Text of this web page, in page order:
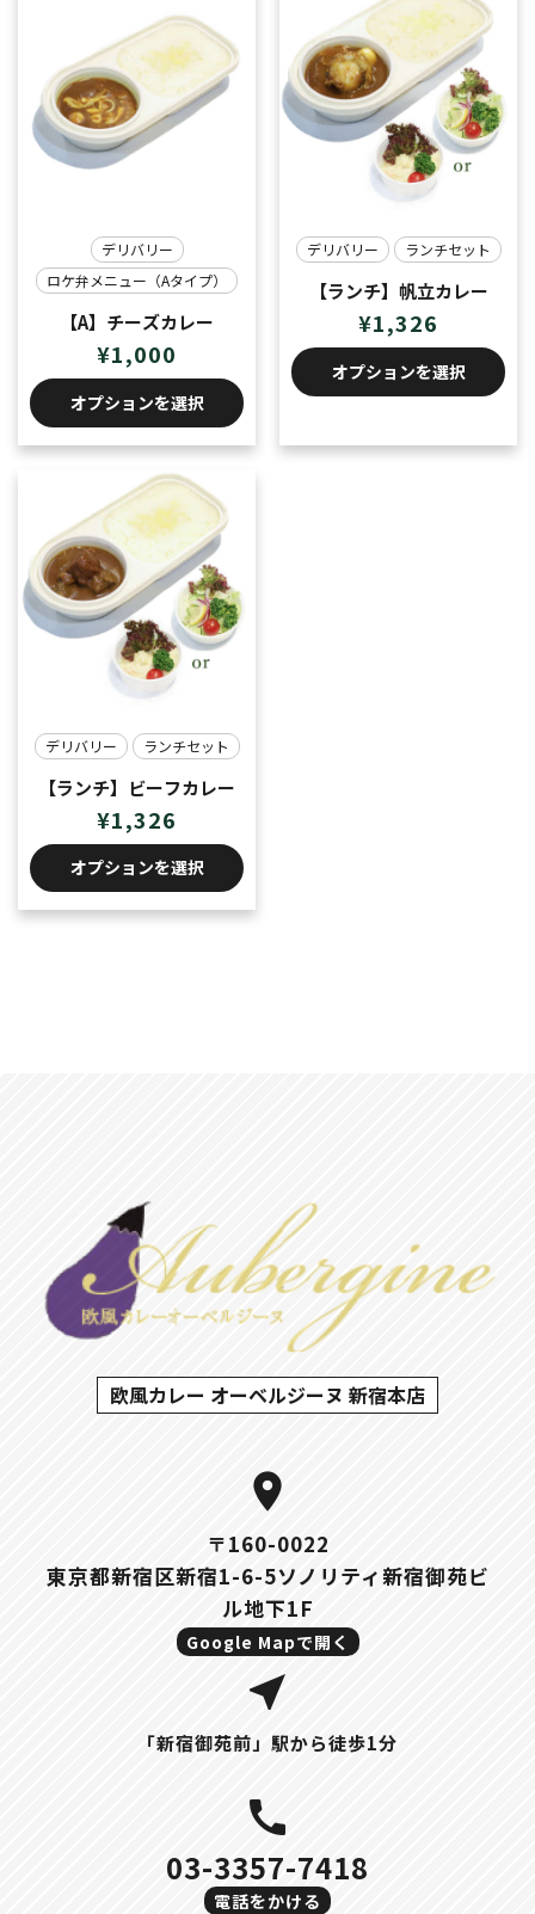
デリバリー
ロケ弁メニュー（Aタイプ）
【A】チーズカレー
¥1,000
オプションを選択
デリバリー ランチセット
【ランチ】帆立カレー
¥1,326
オプションを選択
デリバリー ランチセット
【ランチ】ビーフカレー
¥1,326
オプションを選択
欧風カレー オーベルジーヌ 新宿本店
location_on
〒160-0022
東京都新宿区新宿1-6-5ソノリティ新宿御苑ビ
ル地下1F
Google Mapで開く
near_me
「新宿御苑前」駅から徒歩1分
call
03-3357-7418
電話をかける